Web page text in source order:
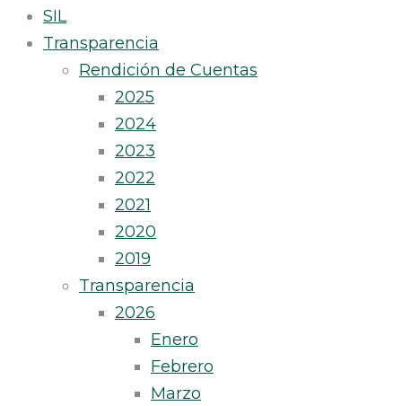
SIL
Transparencia
Rendición de Cuentas
2025
2024
2023
2022
2021
2020
2019
Transparencia
2026
Enero
Febrero
Marzo